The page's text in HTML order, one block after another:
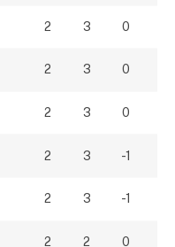
2 3 0
2 3 0
2 3 0
2 3 -1
2 3 -1
2 2 0